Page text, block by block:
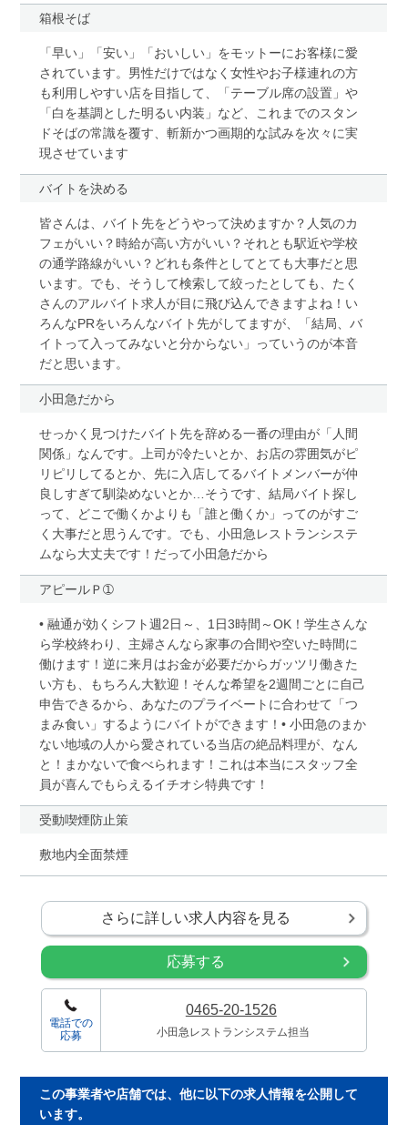
箱根そば
「早い」「安い」「おいしい」をモットーにお客様に愛
されています。男性だけではなく女性やお子様連れの方
も利用しやすい店を目指して、「テーブル席の設置」や
「白を基調とした明るい内装」など、これまでのスタン
ドそばの常識を覆す、斬新かつ画期的な試みを次々に実
現させています
バイトを決める
皆さんは、バイト先をどうやって決めますか？人気のカ
フェがいい？時給が高い方がいい？それとも駅近や学校
の通学路線がいい？どれも条件としてとても大事だと思
います。でも、そうして検索して絞ったとしても、たく
さんのアルバイト求人が目に飛び込んできますよね！い
ろんなPRをいろんなバイト先がしてますが、「結局、バ
イトって入ってみないと分からない」っていうのが本音
だと思います。
小田急だから
せっかく見つけたバイト先を辞める一番の理由が「人間
関係」なんです。上司が冷たいとか、お店の雰囲気がピ
リピリしてるとか、先に入店してるバイトメンバーが仲
良しすぎて馴染めないとか…そうです、結局バイト探し
って、どこで働くかよりも「誰と働くか」ってのがすご
く大事だと思うんです。でも、小田急レストランシステ
ムなら大丈夫です！だって小田急だから
アピールＰ➀
• 融通が効くシフト週2日～、1日3時間～OK！学生さんな
ら学校終わり、主婦さんなら家事の合間や空いた時間に
働けます！逆に来月はお金が必要だからガッツリ働きた
い方も、もちろん大歓迎！そんな希望を2週間ごとに自己
申告できるから、あなたのプライベートに合わせて「つ
まみ食い」するようにバイトができます！• 小田急のまか
ない地域の人から愛されている当店の絶品料理が、なん
と！まかないで食べられます！これは本当にスタッフ全
員が喜んでもらえるイチオシ特典です！
受動喫煙防止策
敷地内全面禁煙
さらに詳しい求人内容を見る
応募する
電話での
応募
0465-20-1526
小田急レストランシステム担当
この事業者や店舗では、他に以下の求人情報を公開して
います。